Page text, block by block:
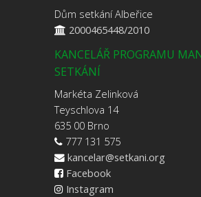
Dům setkání Albeřice
2000465448/2010
KANCELÁŘ PROGRAMU
SETKÁNÍ
Markéta Zelinková
Teyschlova 14
635 00 Brno
777 131 575
kancelar@setkani.org
Facebook
Instagram